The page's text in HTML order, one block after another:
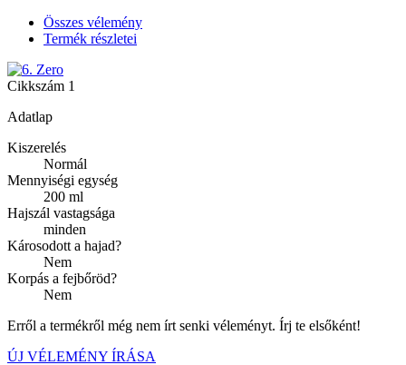
Összes vélemény
Termék részletei
Cikkszám 1
Adatlap
Kiszerelés
Normál
Mennyiségi egység
200 ml
Hajszál vastagsága
minden
Károsodott a hajad?
Nem
Korpás a fejbőröd?
Nem
Erről a termékről még nem írt senki véleményt. Írj te elsőként!
ÚJ VÉLEMÉNY ÍRÁSA